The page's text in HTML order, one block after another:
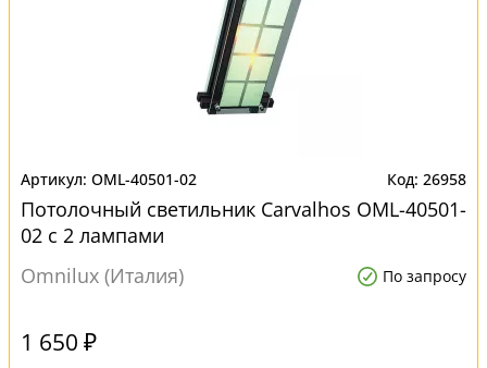
OML-40501-02 26958
Потолочный светильник Carvalhos OML-40501-
02 с 2 лампами
Omnilux (Италия)
По запросу
1 650 ₽